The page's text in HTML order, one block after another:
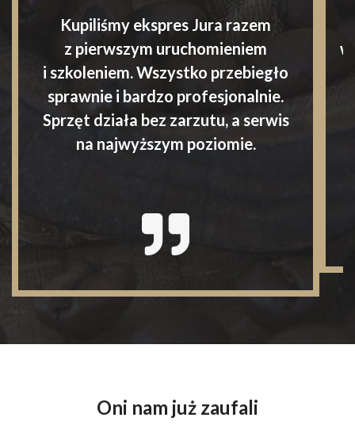
Kupiliśmy ekspres Jura razem
z pierwszym uruchomieniem
i szkoleniem. Wszystko przebiegło
sprawnie i bardzo profesjonalnie.
Sprzęt działa bez zarzutu, a serwis
na najwyższym poziomie.
w
Oni nam już zaufali